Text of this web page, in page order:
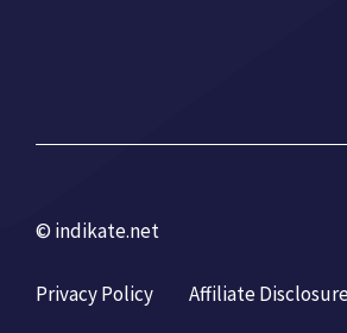
© indikate.net
Privacy Policy Affiliate